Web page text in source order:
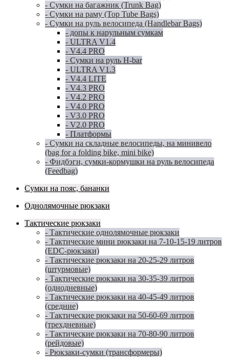
- Сумки на багажник (Trunk Bag)
- Сумки на раму (Top Tube Bags)
- Сумки на руль велосипеда (Handlebar Bags)
- допы к нарульным сумкам
- ULTRA V1.4
- V4.4 PRO
- Сумки на руль H-bar
- ULTRA V1.3
- V4.4 LITE
- V4.3 PRO
- V4.2 PRO
- V4.0 PRO
- V3.0 PRO
- V2.0 PRO
- Платформы
- Сумки на складные велосипеды, на минивело
(bag for a folding bike, mini bike)
- Фидбэги, сумки-кормушки на руль велосипеда
(Feedbag)
Сумки на пояс, бананки
Однолямочные рюкзаки
Тактические рюкзаки
- Тактические однолямочные рюкзаки
- Тактические мини рюкзаки на 7-10-15-19 литров
(EDC-рюкзаки)
- Тактические рюкзаки на 20-25-29 литров
(штурмовые)
- Тактические рюкзаки на 30-35-39 литров
(однодневные)
- Тактические рюкзаки на 40-45-49 литров
(средние)
- Тактические рюкзаки на 50-60-69 литров
(трехдневные)
- Тактические рюкзаки на 70-80-90 литров
(рейдовые)
- Рюкзаки-сумки (трансформеры)